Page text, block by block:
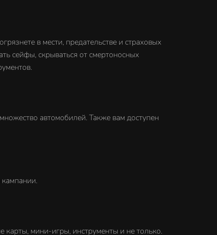
в мести, предательстве и страховых
сейфы, скрываться от смертоносных
автомобилей. Также вам доступен
карты, мини-игры, инструменты и не только.